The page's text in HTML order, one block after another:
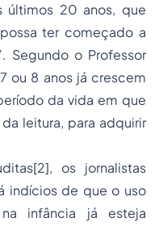
últimos 20 anos, que
ter começado a
Segundo o Professor
ou 8 anos já crescem
da vida em que
leitura, para adquirir
os jornalistas
indícios de que o uso
infância já esteja